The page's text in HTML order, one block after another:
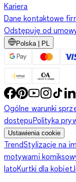
Kariera
Dane kontaktowe
Odstępuję od
Polska | PL
Ogólne warunki
dostępuPolityka
Ustawienia cookie
TrendStylizacje na
motywami
latoKurtki dla kobiet